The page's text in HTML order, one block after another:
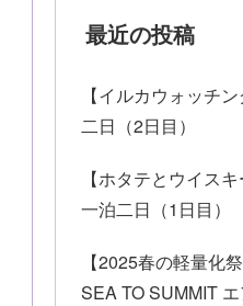
最近の投稿
【イルカウォッチ
二日（2日目）
【ホタテとウイス
一泊二日（1日目）
【2025春の軽量化
SEA TO SUMMIT